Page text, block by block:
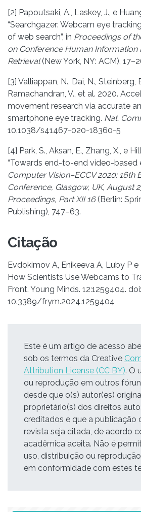
[2] Papoutsaki, A., Laskey, J., e
“Searchgazer: Webcam eye
of web search”, in Proceedings of
on Conference Human Information
Retrieval(New York, NY: ACM),
[3] Valliappan, N., Dai, N., Steinberg,
Ramachandran, V., et al. 2020.
movement research via accurate
smartphone eye tracking. Nat.
10.1038/s41467-020-18360-5
[4] Park, S., Aksan, E., Zhang, X., e
“Towards end-to-end video-based
Computer Vision–ECCV 2020: 16th
Conference, Glasgow, UK, August
Proceedings, Part XII 16(Berlin:
Publishing), 747–63.
Citação
Evdokimov A, Enikeeva A, Luby P
How Scientists Use Webcams to
Front. Young Minds. 12:1259404. doi:
10.3389/frym.2024.1259404
Este é um artigo de acesso
sob os termos da Creative
Attribution License (CC BY). O
ou reprodução em outros
desde que o(s) autor(es)
proprietário(s) dos direitos
creditados e que a publicação
revista seja citada, de acordo
acadêmica aceita. Não é
uso, distribuição ou
em conformidade com estes